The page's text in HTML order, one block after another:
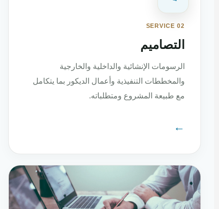
SERVICE 02
التصاميم
الرسومات الإنشائية والداخلية والخارجية
والمخططات التنفيذية وأعمال الديكور بما يتكامل
مع طبيعة المشروع ومتطلباته.
←